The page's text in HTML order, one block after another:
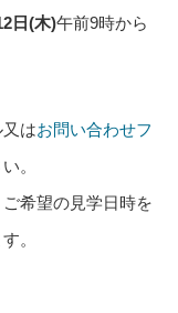
日(木)午前9時から
はお問い合わせフ
。
希望の見学日時を
。